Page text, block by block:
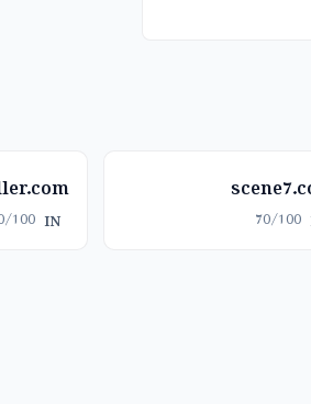
70/100
IN
100